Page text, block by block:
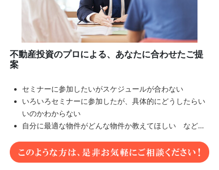
不動産投資のプロによる、あなたに合わせたご提
案
セミナーに参加したいがスケジュールが合わない
いろいろセミナーに参加したが、具体的にどうしたらい
いのかわからない
自分に最適な物件がどんな物件か教えてほしい など...